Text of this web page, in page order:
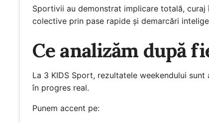
Sportivii au demonstrat implicare totală,
colective prin pase rapide și demarcări
Ce analizăm după
La 3 KIDS Sport, rezultatele weekendului
în progres real.
Punem accent pe: